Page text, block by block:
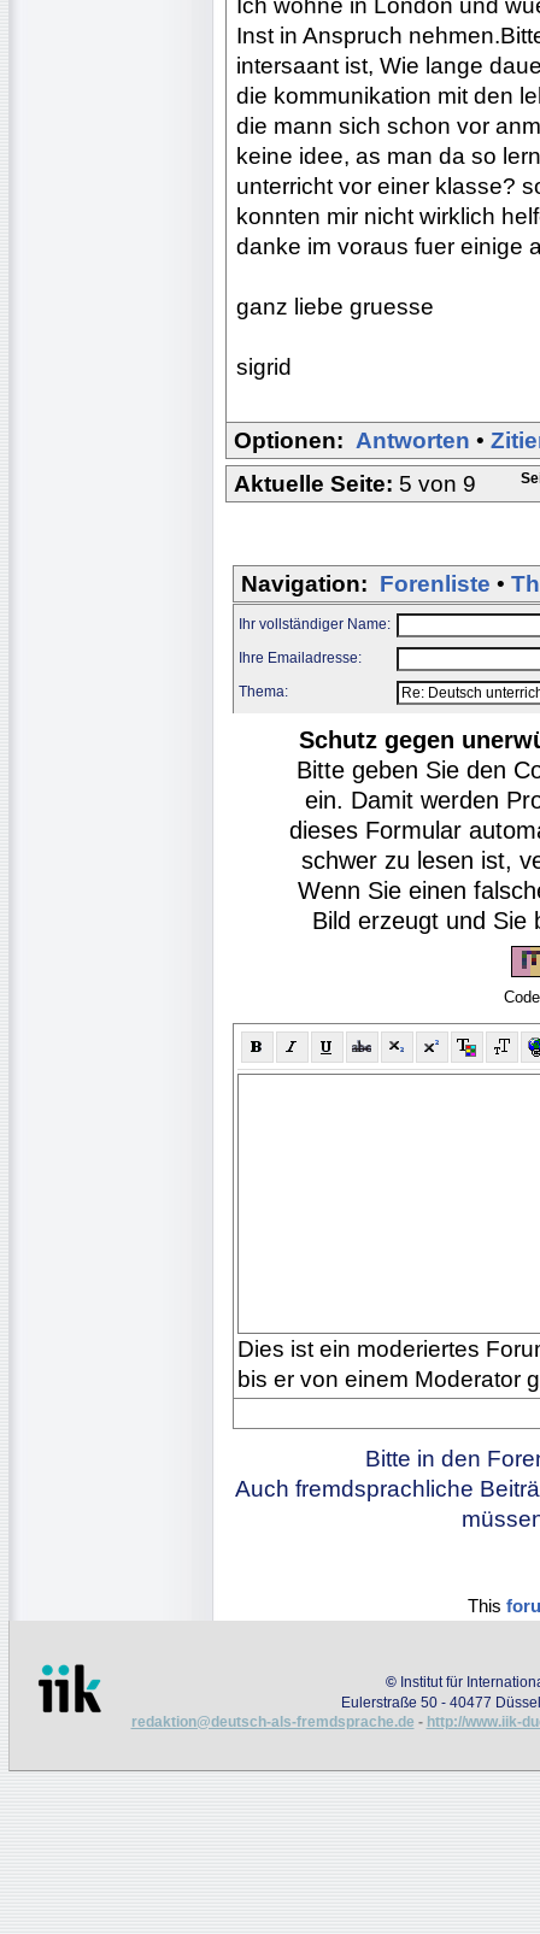
Ich wohne in London und
Inst in Anspruch
intersaant ist, Wie lange
die kommunikation mit den
die mann sich schon vor
keine idee, as man da so
unterricht vor einer klasse?
konnten mir nicht wirklich
danke im voraus fuer einige
ganz liebe gruesse
sigrid
Optionen: Antworten •
Aktuelle Seite: 5 von 9
Navigation: Forenliste •
Ihr vollständiger Name:
Ihre Emailadresse:
Thema:
Schutz gegen
Bitte geben Sie den
ein. Damit werden
dieses Formular
schwer zu lesen ist,
Wenn Sie einen
Bild erzeugt und Sie
Dies ist ein moderiertes
bis er von einem Moderator
Bitte in den
Auch fremdsprachliche
This
© Institut für
Eulerstraße 50 - 40477
redaktion@deutsch-als-fremdsprache.de - http://www.iik-